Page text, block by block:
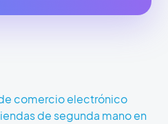
comercio electrónico
de segunda mano en